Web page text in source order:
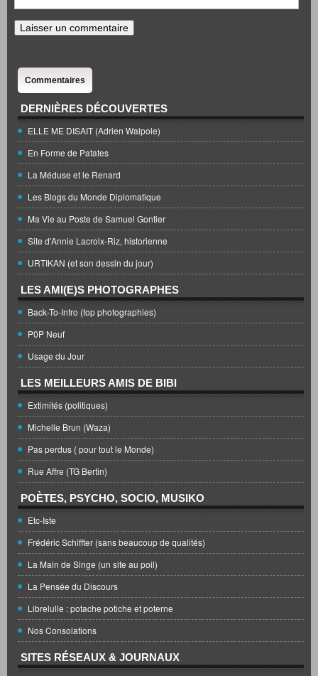
Commentaires
DERNIÈRES DÉCOUVERTES
ELLE ME DISAIT (Adrien Walpole)
En Forme de Patates
La Méduse et le Renard
Les Blogs du Monde Diplomatique
Ma Vie au Poste de Samuel Gontier
Site d'Annie Lacroix-Riz, historienne
URTIKAN (et son dessin du jour)
LES AMI(E)S PHOTOGRAPHES
Back-To-Intro (top photographies)
P0P Neuf
Usage du Jour
LES MEILLEURS AMIS DE BIBI
Extimités (politiques)
Michelle Brun (Waza)
Pas perdus ( pour tout le Monde)
Rue Affre (TG Bertin)
POÈTES, PSYCHO, SOCIO, MUSIKO
Etc-Iste
Frédéric Schiffter (sans beaucoup de qualités)
La Main de Singe (un site au poil)
La Pensée du Discours
Librelulle : potache potiche et poterne
Nos Consolations
SITES RÉSEAUX & JOURNAUX